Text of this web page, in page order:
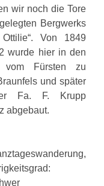
wir noch die Tore
Bergwerks
Ottilie“. Von 1849
wurde hier in den
vom Fürsten zu
und später
Fa. F. Krupp
abgebaut.